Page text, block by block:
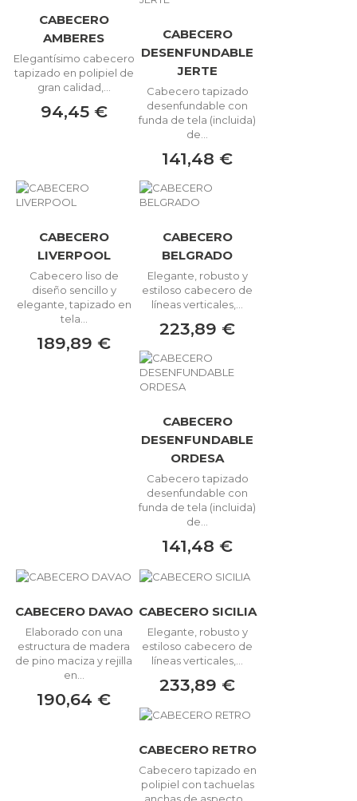
CABECERO
AMBERES
Elegantísimo cabecero
tapizado en polipiel de
gran calidad,...
94,45 €
CABECERO
DESENFUNDABLE
JERTE
Cabecero tapizado
desenfundable con
funda de tela (incluida)
de...
141,48 €
CABECERO
LIVERPOOL
Cabecero liso de
diseño sencillo y
elegante, tapizado en
tela...
189,89 €
CABECERO
BELGRADO
Elegante, robusto y
estiloso cabecero de
líneas verticales,...
223,89 €
CABECERO
DESENFUNDABLE
ORDESA
Cabecero tapizado
desenfundable con
funda de tela (incluida)
de...
141,48 €
CABECERO DAVAO
Elaborado con una
estructura de madera
de pino maciza y rejilla
en...
190,64 €
CABECERO SICILIA
Elegante, robusto y
estiloso cabecero de
líneas verticales,...
233,89 €
CABECERO RETRO
Cabecero tapizado en
polipiel con tachuelas